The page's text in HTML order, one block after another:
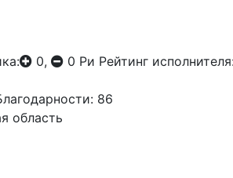
0, 0 Ри Рейтинг
86
область